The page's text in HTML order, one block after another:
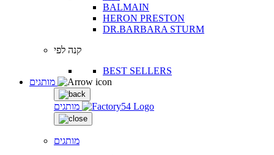
BALMAIN
HERON PRESTON
DR.BARBARA STURM
קנה לפי
BEST SELLERS
מותגים
מותגים